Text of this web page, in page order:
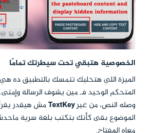
الخصوصية هتبقي تحت سيطرتك تمامًا
الميزة اللي هتخليك تتمسك بالتطبيق ده هي
المتحكم الوحيد فـ مين يشوف الرسالة
وصله النص، من غيرTextKeyمش هيقدر يقرأ
الموضوع بقى كأنك بتكتب بلغة سرية